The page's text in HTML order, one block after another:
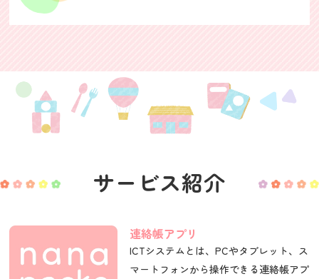
サービス紹介
連絡帳アプリ
ICTシステムとは、PCやタブレット、ス
マートフォンから操作できる連絡帳アプ